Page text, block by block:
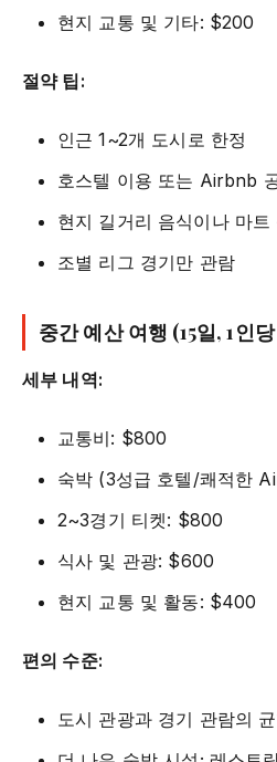
현지 교통 및 기타: $200
절약 팁:
인근 1~2개 도시로 한정
호스텔 이용 또는 Airbnb
현지 길거리 음식이나 마트
조별 리그 경기만 관람
중간 예산 여행 (15일, 1인
세부 내역:
교통비: $800
숙박 (3성급 호텔/쾌적한
2~3경기 티켓: $800
식사 및 관광: $600
현지 교통 및 활동: $400
편의 수준:
도시 관광과 경기 관람의